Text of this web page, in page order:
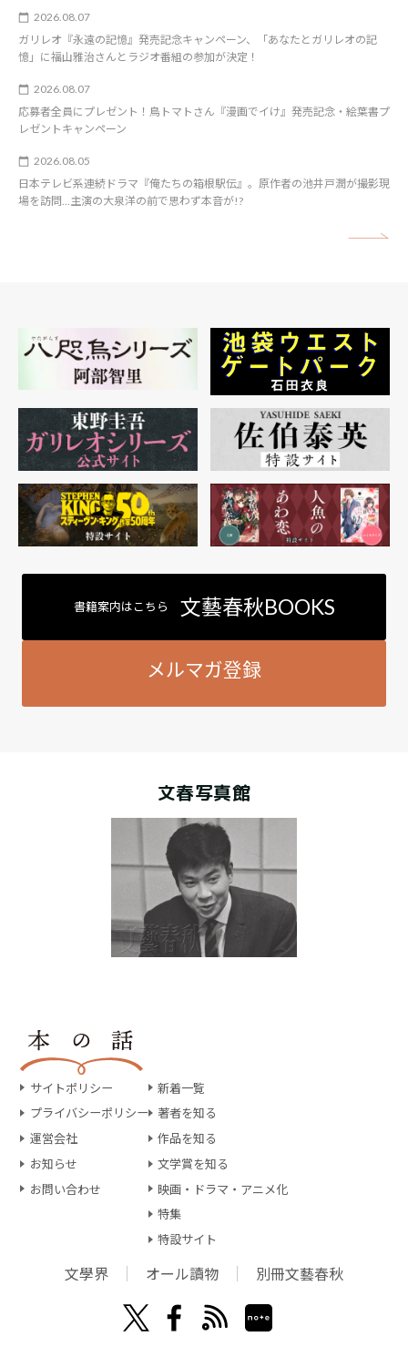
2026.08.07
ガリレオ『永遠の記憶』発売記念キャンペーン、「あなたとガリレオの記
憶」に福山雅治さんとラジオ番組の参加が決定！
2026.08.07
応募者全員にプレゼント！鳥トマトさん『漫画でイけ』発売記念・絵葉書プ
レゼントキャンペーン
2026.08.05
日本テレビ系連続ドラマ『俺たちの箱根駅伝』。原作者の池井戸潤が撮影現
場を訪問…主演の大泉洋の前で思わず本音が!?
書籍案内はこちら 文藝春秋BOOKS
メルマガ登録
文春写真館
サイトポリシー
プライバシーポリシー
運営会社
お知らせ
お問い合わせ
新着一覧
著者を知る
作品を知る
文学賞を知る
映画・ドラマ・アニメ化
特集
特設サイト
文學界 オール讀物 別冊文藝春秋